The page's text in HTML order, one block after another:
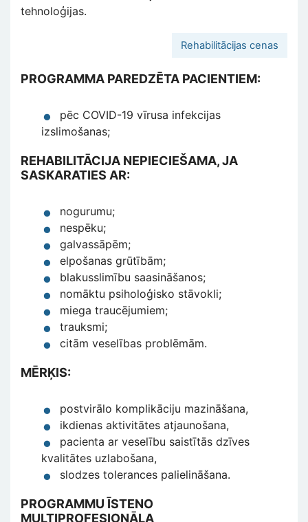
tehnoloģijas.
Rehabilitācijas cenas
PROGRAMMA PAREDZĒTA PACIENTIEM:
pēc COVID-19 vīrusa infekcijas
izslimošanas;
REHABILITĀCIJA NEPIECIEŠAMA, JA
SASKARATIES AR:
nogurumu;
nespēku;
galvassāpēm;
elpošanas grūtībām;
blakusslimību saasināšanos;
nomāktu psiholoģisko stāvokli;
miega traucējumiem;
trauksmi;
citām veselības problēmām.
MĒRĶIS:
postvirālo komplikāciju mazināšana,
ikdienas aktivitātes atjaunošana,
pacienta ar veselību saistītās dzīves
kvalitātes uzlabošana,
slodzes tolerances palielināšana.
PROGRAMMU ĪSTENO
MULTIPROFESIONĀLA